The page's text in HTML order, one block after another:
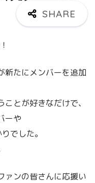
新たにメンバーを追加
とが好きなだけで、
ーや
でした。
ァンの皆さんに応援い